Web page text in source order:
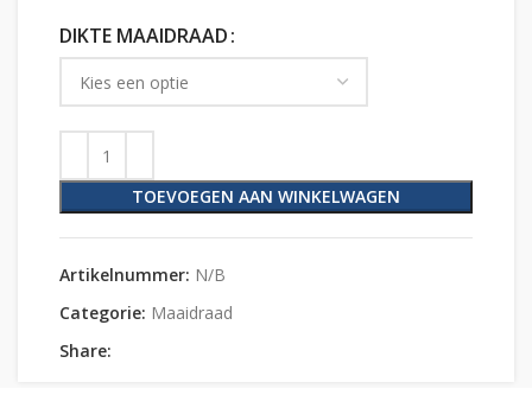
DIKTE MAAIDRAAD
TOEVOEGEN AAN WINKELWAGEN
Artikelnummer: N/B
Categorie: Maaidraad
Share: